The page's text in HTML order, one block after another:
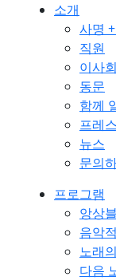
소개
사명
직원
이사회
동문
함께
프레
뉴스
문의
프로그램
앙상블
음악
노래
다음